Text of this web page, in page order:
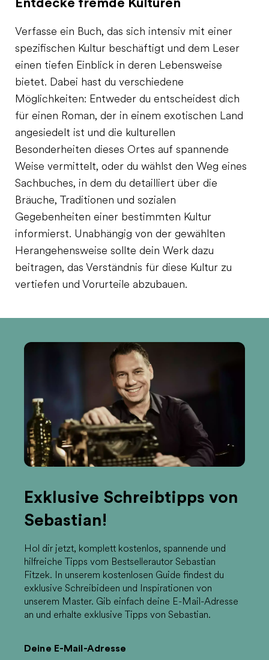
Entdecke fremde Kulturen
Verfasse ein Buch, das sich intensiv mit einer
spezifischen Kultur beschäftigt und dem Leser
einen tiefen Einblick in deren Lebensweise
bietet. Dabei hast du verschiedene
Möglichkeiten: Entweder du entscheidest dich
für einen Roman, der in einem exotischen Land
angesiedelt ist und die kulturellen
Besonderheiten dieses Ortes auf spannende
Weise vermittelt, oder du wählst den Weg eines
Sachbuches, in dem du detailliert über die
Bräuche, Traditionen und sozialen
Gegebenheiten einer bestimmten Kultur
informierst. Unabhängig von der gewählten
Herangehensweise sollte dein Werk dazu
beitragen, das Verständnis für diese Kultur zu
vertiefen und Vorurteile abzubauen.
Exklusive Schreibtipps von
Sebastian!
Hol dir jetzt, komplett kostenlos, spannende und
hilfreiche Tipps vom Bestsellerautor Sebastian
Fitzek. In unserem kostenlosen Guide findest du
exklusive Schreibideen und Inspirationen von
unserem Master. Gib einfach deine E-Mail-Adresse
an und erhalte exklusive Tipps von Sebastian.
Deine E-Mail-Adresse